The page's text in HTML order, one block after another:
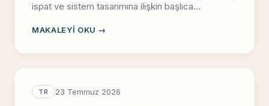
ispat ve sistem tasarımına ilişkin başlıca…
MAKALEYI OKU →
TR 23 Temmuz 2026